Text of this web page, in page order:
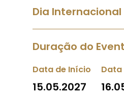
Dia
Duração do
Data de Início
15.05.2027
Data